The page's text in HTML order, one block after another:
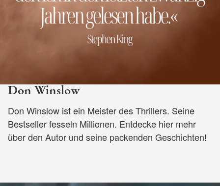
Don Winslow
Don Winslow ist ein Meister des Thrillers. Seine
Bestseller fesseln Millionen. Entdecke hier mehr
über den Autor und seine packenden Geschichten!